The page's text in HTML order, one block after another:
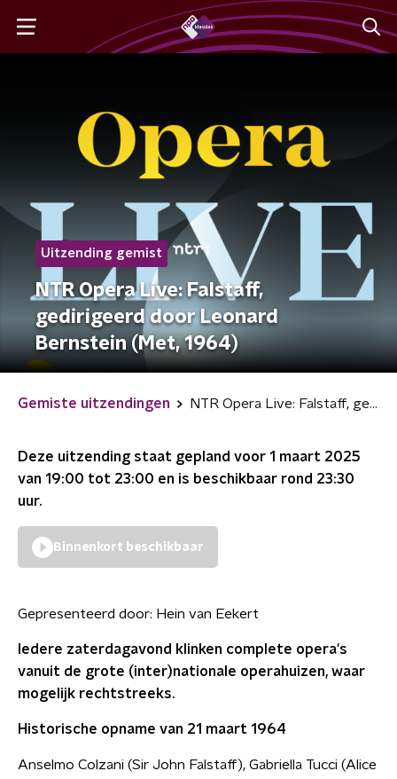
Uitzending gemist
NTR Opera Live: Falstaff,
gedirigeerd door Leonard
Bernstein (Met, 1964)
Gemiste uitzendingen NTR Opera Live: Falstaff, gedirigeerd door Leonard Bernstein (Met, 1964)
Deze uitzending staat gepland voor 1 maart 2025
van 19:00 tot 23:00 en is beschikbaar rond 23:30
uur.
Binnenkort beschikbaar
Gepresenteerd door: Hein van Eekert
Iedere zaterdagavond klinken complete opera's
vanuit de grote (inter)nationale operahuizen, waar
mogelijk rechtstreeks.
Historische opname van 21 maart 1964
Anselmo Colzani (Sir John Falstaff), Gabriella Tucci (Alice